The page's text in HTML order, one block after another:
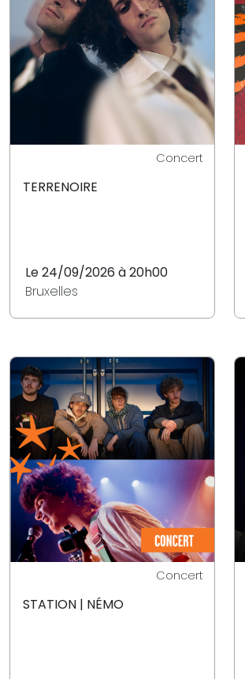
Concert
TERRENOIRE
Le 24/09/2026 à 20h00
Bruxelles
Concert
STATION | NÉMO